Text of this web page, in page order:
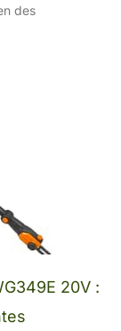
des
20V :